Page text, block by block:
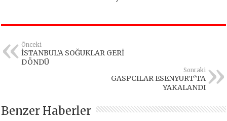
Önceki
İSTANBUL’A SOĞUKLAR GERİ
DÖNDÜ
Sonraki
GASPCILAR ESENYURT’TA
YAKALANDI
Benzer Haberler